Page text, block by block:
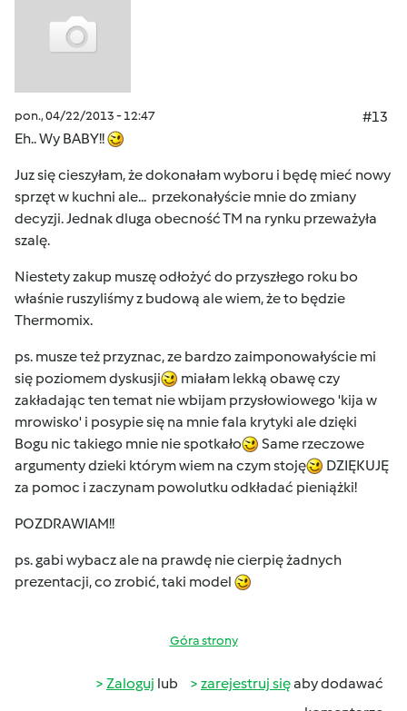
pon., 04/22/2013 - 12:47
#13
Eh.. Wy BABY!!
Juz się cieszyłam, że dokonałam wyboru i będę mieć nowy
sprzęt w kuchni ale... przekonałyście mnie do zmiany
decyzji. Jednak dluga obecność TM na rynku przeważyła
szalę.
Niestety zakup muszę odłożyć do przyszłego roku bo
właśnie ruszyliśmy z budową ale wiem, że to będzie
Thermomix.
ps. musze też przyznac, ze bardzo zaimponowałyście mi
się poziomem dyskusji
miałam lekką obawę czy
zakładając ten temat nie wbijam przysłowiowego 'kija w
mrowisko' i posypie się na mnie fala krytyki ale dzięki
Bogu nic takiego mnie nie spotkało
Same rzeczowe
argumenty dzieki którym wiem na czym stoję
DZIĘKUJĘ
za pomoc i zaczynam powolutku odkładać pieniążki!
POZDRAWIAM!!
ps. gabi wybacz ale na prawdę nie cierpię żadnych
prezentacji, co zrobić, taki model
Góra strony
Zaloguj lub zarejestruj sięaby dodawać